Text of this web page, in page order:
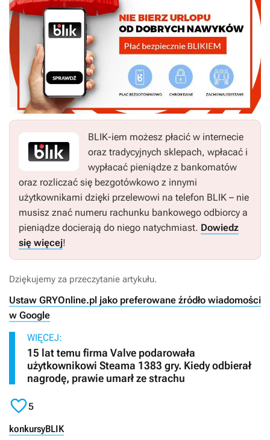
BLIK-iem możesz płacić w internecie
oraz tradycyjnych sklepach, wpłacać i
wypłacać pieniądze z bankomatów
oraz rozliczać się bezgotówkowo z innymi
użytkownikami dzięki przelewowi na telefon BLIK – nie
musisz znać numeru rachunku bankowego odbiorcy a
pieniądze docierają do niego natychmiast. Dowiedz
się więcej!
Dziękujemy za przeczytanie artykułu.
Ustaw GRYOnline.pl jako preferowane źródło wiadomości
w Google
WIĘCEJ:
15 lat temu firma Valve podarowała
użytkownikowi Steama 1383 gry. Kiedy odbierał
nagrodę, prawie umarł ze strachu
5
konkursyBLIK